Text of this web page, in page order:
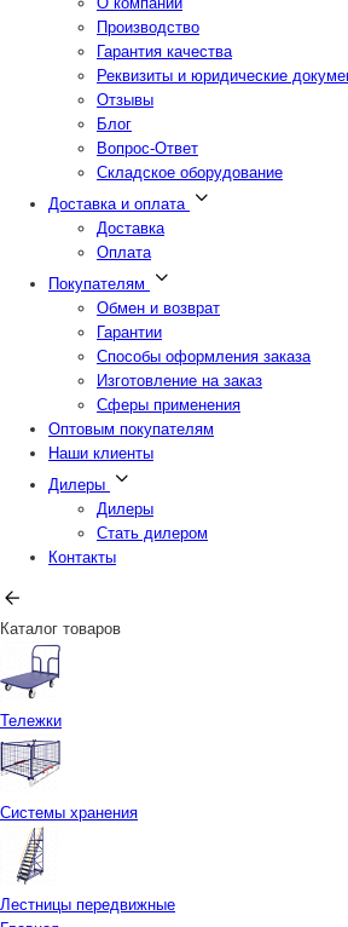
Производство
Гарантия качества
Реквизиты и юридические
Отзывы
Блог
Вопрос-Ответ
Складское оборудование
Доставка и оплата
Доставка
Оплата
Покупателям
Обмен и возврат
Гарантии
Способы оформления заказа
Изготовление на заказ
Сферы применения
Оптовым покупателям
Наши клиенты
Дилеры
Дилеры
Стать дилером
Контакты
Каталог товаров
Тележки
Системы хранения
Лестницы передвижные